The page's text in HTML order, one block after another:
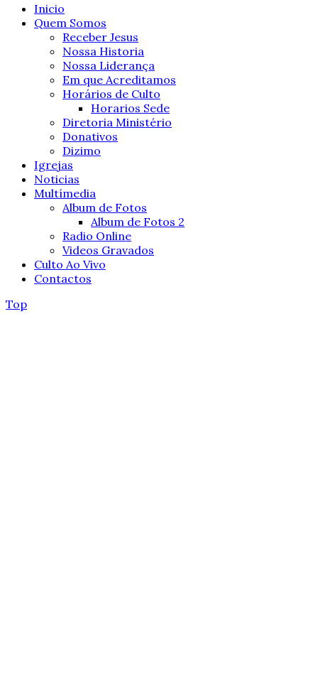
Inicio
Quem Somos
Receber Jesus
Nossa Historia
Nossa Liderança
Em que Acreditamos
Horários de Culto
Horarios Sede
Diretoria Ministério
Donativos
Dizimo
Igrejas
Noticias
Multímedia
Album de Fotos
Album de Fotos 2
Radio Online
Videos Gravados
Culto Ao Vivo
Contactos
Top